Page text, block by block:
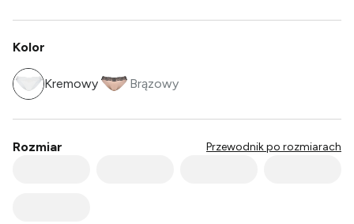
Kolor
Kremowy Brązowy
Rozmiar Przewodnik po rozmiarach